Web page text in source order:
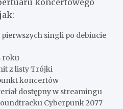
koncertowego
pierwszych singli po debiucie
roku
z listy Trójki
koncertów
dostępny w streamingu
Cyberpunk 2077